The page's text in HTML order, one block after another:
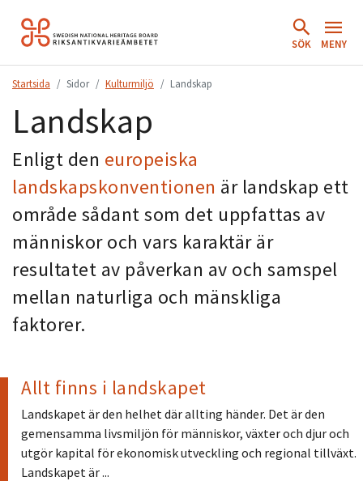
Hoppa
till
SÖK MENY
Startsida Sidor Kulturmiljö Landskap
Landskap
Enligt den europeiska
landskapskonventionen är landskap ett
område sådant som det uppfattas av
människor och vars karaktär är
resultatet av påverkan av och samspel
mellan naturliga och mänskliga
faktorer.
Allt finns i landskapet
Landskapet är den helhet där allting händer. Det är den
gemensamma livsmiljön för människor, växter och djur och
utgör kapital för ekonomisk utveckling och regional tillväxt.
Landskapet är ...